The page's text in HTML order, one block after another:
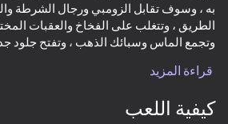
به ، وسوف تقابل الزومبي ورجال الشرطة
الطريق ، وتتغلب على الفخاخ والعقبات
وتجمع الماس وسبائك الذهب ، وتفتح جلود
قراءة المزيد
كيفية اللعب